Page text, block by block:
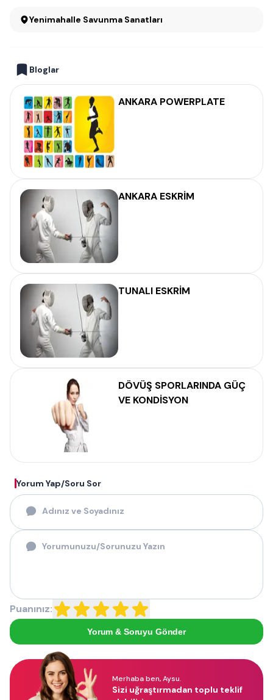
Yenimahalle Savunma Sanatları
Bloglar
ANKARA POWERPLATE
ANKARA ESKRİM
TUNALI ESKRİM
DÖVÜŞ SPORLARINDA GÜÇ
VE KONDİSYON
Yorum Yap/Soru Sor
Puanınız:
Yorum & Soruyu Gönder
Merhaba ben, Aysu.
Sizi uğraştırmadan toplu teklif